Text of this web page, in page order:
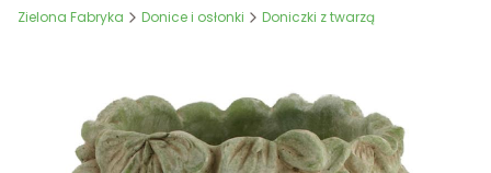
Zielona Fabryka Donice i osłonki Doniczki z twarzą